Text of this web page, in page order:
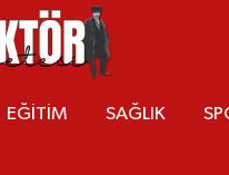
EĞİTİM SAĞLIK